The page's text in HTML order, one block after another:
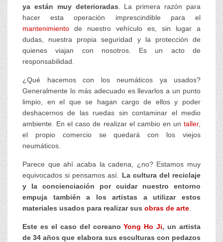
ya están muy deterioradas . La primera razón para
hacer esta operación imprescindible para el
mantenimiento de nuestro vehículo es, sin lugar a
dudas, nuestra propia seguridad y la protección de
quienes viajan con nosotros. Es un acto de
responsabilidad.
¿Qué hacemos con los neumáticos ya usados?
Generalmente lo más adecuado es llevarlos a un punto
limpio, en el que se hagan cargo de ellos y poder
deshacernos de las ruedas sin contaminar el medio
ambiente. En el caso de realizar el cambio en un taller,
el propio comercio se quedará con los viejos
neumáticos.
Parece que ahí acaba la cadena, ¿no? Estamos muy
equivocados si pensamos así. La cultura del reciclaje
y la concienciación por cuidar nuestro entorno
empuja también a los artistas a utilizar estos
materiales usados para realizar sus obras de arte
Este es el caso del coreanoYong Ho Ji, un artista
de 34 años que elabora sus esculturas con pedazos